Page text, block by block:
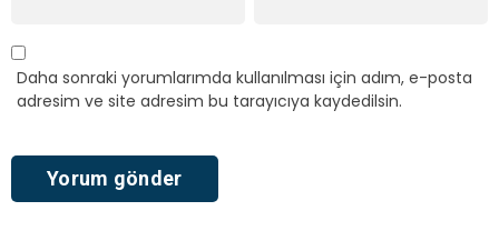
Daha sonraki yorumlarımda kullanılması için adım, e-posta
adresim ve site adresim bu tarayıcıya kaydedilsin.